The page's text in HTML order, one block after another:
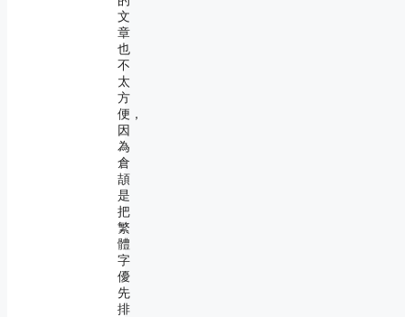
文
章
也
不
太
方
便，
因
為
倉
頡
是
把
繁
體
字
優
先
排